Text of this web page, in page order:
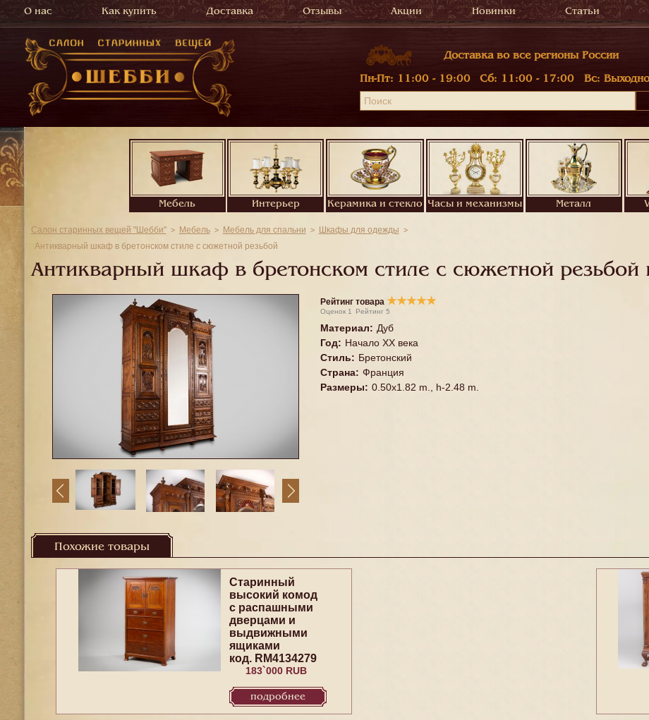
О нас Как купить Доставка Отзывы Акции Новинки Статьи
Доставка во все регионы России
Пн-Пт: 11:00 - 19:00 Сб: 11:00 - 17:00 Вс:
Мебель Интерьер Керамика и стекло Часы и механизмы Металл
Салон старинных вещей "Шебби" Мебель Мебель для спальни
Шкафы для одежды
Антикварный шкаф в бретонском стиле с сюжетной резьбой
Антикварный шкаф в бретонском стиле с сюжетной резьбой
Рейтинг товара ★★★★★
Оценок 1 Рейтинг 5
Материал: Дуб
Год: Начало XX века
Стиль: Бретонский
Страна: Франция
Размеры: 0.50x1.82 m., h-2.48 m.
Похожие товары
Старинный
высокий комод
с распашными
дверцами и
выдвижными
ящиками
код. RM4134279
183`000 RUB
подробнее